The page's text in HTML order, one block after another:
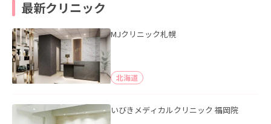
最新クリニック
MJクリニック札幌
北海道
いびきメディカルクリニック 福岡院